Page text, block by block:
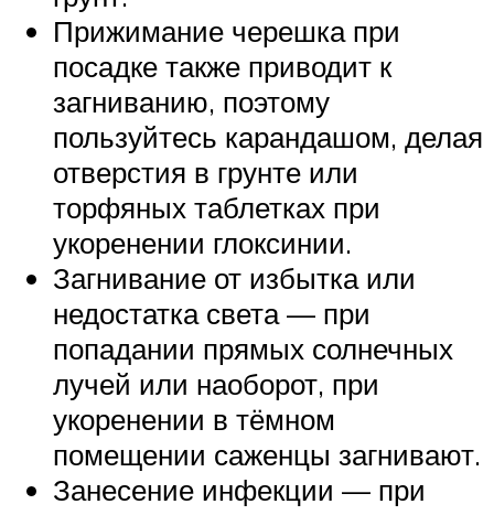
Прижимание черешка при
посадке также приводит к
загниванию, поэтому
пользуйтесь карандашом, делая
отверстия в грунте или
торфяных таблетках при
укоренении глоксинии.
Загнивание от избытка или
недостатка света — при
попадании прямых солнечных
лучей или наоборот, при
укоренении в тёмном
помещении саженцы загнивают.
Занесение инфекции — при